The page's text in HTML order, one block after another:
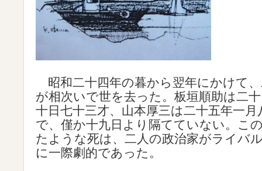
昭和二十四年の暮から翌年にかけて
が相次いで世を去った。板垣順助は二
十日七十三才、山本厚三は二十五年一月
で、僅か十九日より隔てていない。こ
たような死は、二人の政治家がライバ
に一際劇的であった。